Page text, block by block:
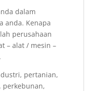
dalam
anda. Kenapa
perusahaan
– alat / mesin –
pertanian,
perkebunan,